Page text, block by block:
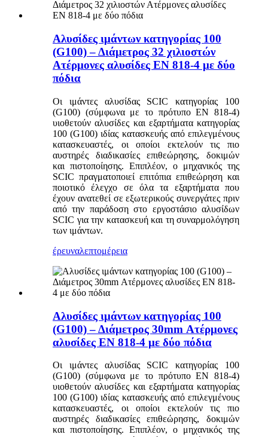
Αλυσίδες ιμάντων κατηγορίας 100
(G100) – Διάμετρος 32 χιλιοστών
Ατέρμονες αλυσίδες EN 818-4 με δύο
πόδια
Οι ιμάντες αλυσίδας SCIC κατηγορίας 100
(G100) (σύμφωνα με το πρότυπο EN 818-4)
υιοθετούν αλυσίδες και εξαρτήματα κατηγορίας
100 (G100) ιδίας κατασκευής από επιλεγμένους
κατασκευαστές, οι οποίοι εκτελούν τις πιο
αυστηρές διαδικασίες επιθεώρησης, δοκιμών
και πιστοποίησης. Επιπλέον, ο μηχανικός της
SCIC πραγματοποιεί επιτόπια επιθεώρηση και
ποιοτικό έλεγχο σε όλα τα εξαρτήματα που
έχουν ανατεθεί σε εξωτερικούς συνεργάτες πριν
από την παράδοση στο εργοστάσιο αλυσίδων
SCIC για την κατασκευή και τη συναρμολόγηση
των ιμάντων.
έρευναλεπτομέρεια
Αλυσίδες ιμάντων κατηγορίας 100
(G100) – Διάμετρος 30mm Ατέρμονες
αλυσίδες EN 818-4 με δύο πόδια
Οι ιμάντες αλυσίδας SCIC κατηγορίας 100
(G100) (σύμφωνα με το πρότυπο EN 818-4)
υιοθετούν αλυσίδες και εξαρτήματα κατηγορίας
100 (G100) ιδίας κατασκευής από επιλεγμένους
κατασκευαστές, οι οποίοι εκτελούν τις πιο
αυστηρές διαδικασίες επιθεώρησης, δοκιμών
και πιστοποίησης. Επιπλέον, ο μηχανικός της